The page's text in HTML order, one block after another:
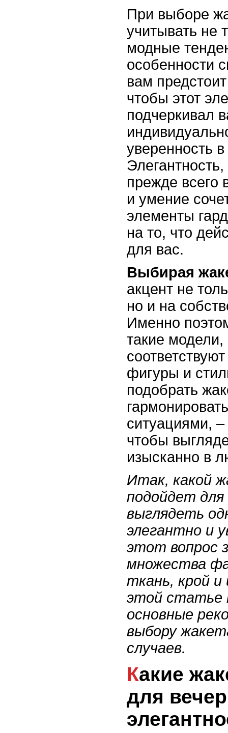
При выборе
учитывать не
модные
особенности
вам
чтобы этот
подчеркивал
уверенность
прежде всего
и умение
элементы
на то, что
для вас.
Выбирая
акцент не
но и на
Именно
такие модели,
фигуры и
подобрать
ситуациями, –
чтобы
изысканно в
Итак, какой
подойдет
выглядеть
элегантно и
этот вопрос
множества
ткань, крой и
этой статье
основные
выбору
случаев.
Какие жакеты подойдут
для